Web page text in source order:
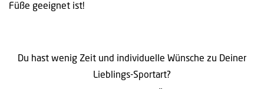
Füße geeignet ist!
Du hast wenig Zeit und individuelle Wünsche zu Deiner
Lieblings-Sportart?